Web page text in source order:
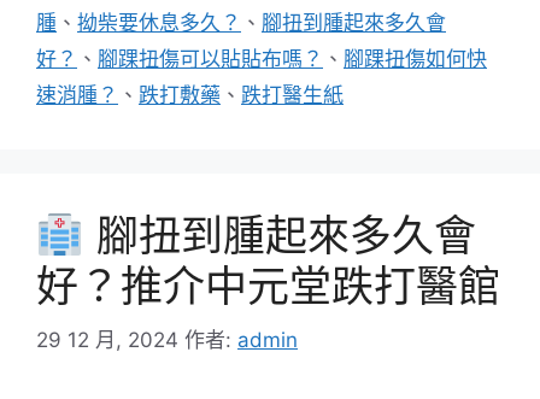
腫 、 拗柴要休息多久？ 、 腳扭到腫起來多久會
好？ 、 腳踝扭傷可以貼貼布嗎？ 、 腳踝扭傷如何快
速消腫？ 、 跌打敷藥 、 跌打醫生紙
腳扭到腫起來多久會
好？推介中元堂跌打醫館
29 12 月, 2024 作者: admin